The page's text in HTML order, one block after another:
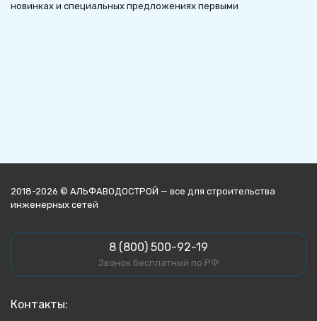
новинках и специальных предложениях первыми
2018-2026 © АЛЬФАВОДОСТРОЙ — все для строительства
инженерных сетей
8 (800) 500-92-19
Звонок бесплатный по РФ
Контакты: